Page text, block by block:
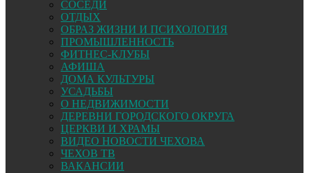
СОСЕДИ
ОТДЫХ
ОБРАЗ ЖИЗНИ И ПСИХОЛОГИЯ
ПРОМЫШЛЕННОСТЬ
ФИТНЕС-КЛУБЫ
АФИША
ДОМА КУЛЬТУРЫ
УСАДЬБЫ
О НЕДВИЖИМОСТИ
ДЕРЕВНИ ГОРОДСКОГО ОКРУГА
ЦЕРКВИ И ХРАМЫ
ВИДЕО НОВОСТИ ЧЕХОВА
ЧЕХОВ ТВ
ВАКАНСИИ